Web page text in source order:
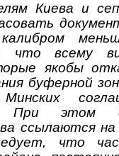
Киева и
калибром
что всему
якобы
буферной
Минских
При этом
ссылаются
что